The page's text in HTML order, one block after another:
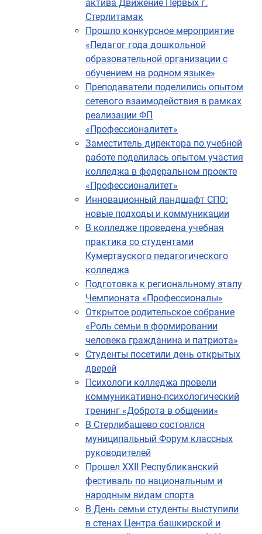
актива Движение Первых г.
Стерлитамак
Прошло конкурсное мероприятие
«Педагог года дошкольной
образовательной организации с
обучением на родном языке»
Преподаватели поделились опытом
сетевого взаимодействия в рамках
реализации ФП
«Профессионалитет»
Заместитель директора по учебной
работе поделилась опытом участия
колледжа в федеральном проекте
«Профессионалитет»
Инновационный ландшафт СПО:
новые подходы и коммуникации
В колледже проведена учебная
практика со студентами
Кумертауского педагогического
колледжа
Подготовка к региональному этапу
Чемпионата «Профессионалы»
Открытое родительское собрание
«Роль семьи в формировании
человека гражданина и патриота»
Студенты посетили день открытых
дверей
Психологи колледжа провели
коммуникативно-психологический
тренинг «Доброта в общении»
В Стерлибашево состоялся
муниципальный Форум классных
руководителей
Прошел XXII Республиканский
фестиваль по национальным и
народным видам спорта
В День семьи студенты выступили
в стенах Центра башкирской и